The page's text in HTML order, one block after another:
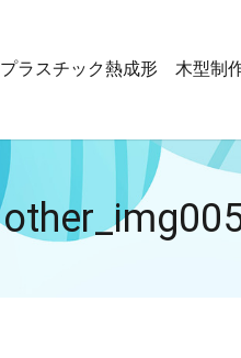
プラスチック熱成形 木型制